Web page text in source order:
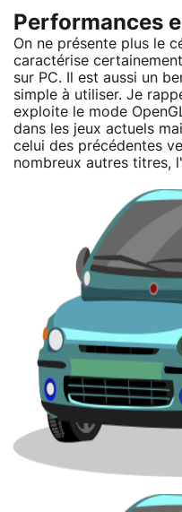
Performances
On ne présente plus le
caractérise
sur PC. Il est aussi un
simple à utiliser. Je
exploite le mode
dans les jeux actuels
celui des précédentes
nombreux autres titres,